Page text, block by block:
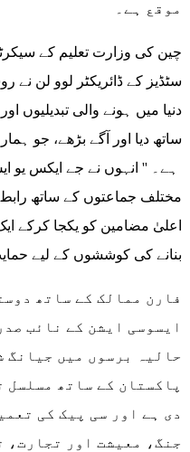
موقع ہے۔
چین کی وزارت تعلیم کے
سٹڈیز کے ڈائریکٹر لوو لن نے
دنیا میں ہونے والی تبدیلیوں
ساتھ دیا اور آگے بڑھے، جو
ہے۔ '' انہوں نے جے ایکس یو
مختلف جماعتوں کے ساتھ
اعلیٰ مضامین کو یکجا کرکے
بنانے کی کوششوں کے لیے
ایسوسی ایشن کے نائب
حالیہ برسوں میں جیانگ
پاکستان کے ساتھ مسلسل
دی ہے اور سی پیک کی
جنگ، معیشت اور تجارت،